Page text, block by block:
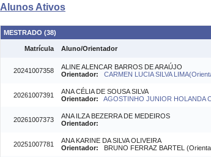
Alunos Ativos
MESTRADO (38)
Matrícula Aluno/Orientador
20241007358
ALINE ALENCAR BARROS DE ARAÚJO
Orientador:
CARMEN LUCIA SILVA
20261007391
ANA CÉLIA DE SOUSA SILVA
Orientador:
AGOSTINHO JUNIOR HOLANDA
20261007373
ANA ILZA BEZERRA DE MEDEIROS
Orientador:
20251007781
ANA KARINE DA SILVA OLIVEIRA
Orientador: BRUNO FERRAZ BARTEL